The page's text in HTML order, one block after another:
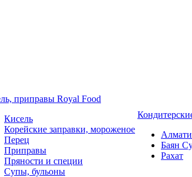
приправы Royal Food
Кисель
Корейские заправки, мороженое
Перец
Приправы
Пряности и специи
Супы, бульоны
Баян
Рахат